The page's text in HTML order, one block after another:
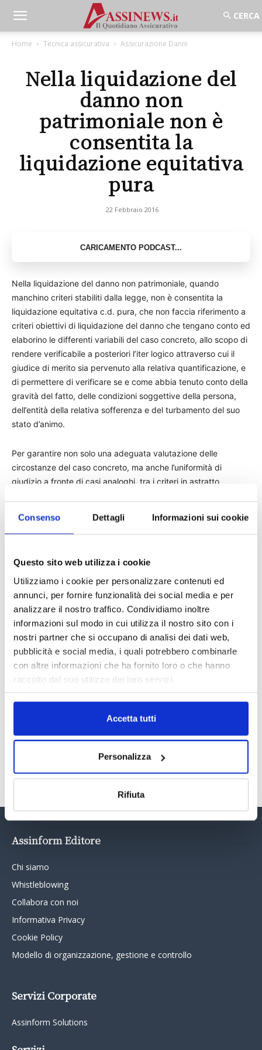
Consenso Dettagli Informazioni sui cookie
Questo sito web utilizza i cookie
Utilizziamo i cookie per personalizzare contenuti ed
annunci, per fornire funzionalità dei social media e per
analizzare il nostro traffico. Condividiamo inoltre
informazioni sul modo in cui utilizza il nostro sito con i
nostri partner che si occupano di analisi dei dati web,
pubblicità e social media, i quali potrebbero combinarle
con altre informazioni che ha fornito loro o che hanno
raccolto dal suo utilizzo dei loro servizi.
Accetta tutti
Personalizza
Rifiuta
Home Tecnica assicurativa Assicurazione Danni
Nella liquidazione del
danno non
patrimoniale non è
consentita la
liquidazione equitativa
pura
22 Febbraio 2016
Nella liquidazione del danno non patrimoniale, quando
manchino criteri stabiliti dalla legge, non è consentita la
liquidazione equitativa c.d. pura, che non faccia riferimento a
criteri obiettivi di liquidazione del danno che tengano conto ed
elaborino le differenti variabili del caso concreto, allo scopo di
rendere verificabile a posteriori l’iter logico attraverso cui il
giudice di merito sia pervenuto alla relativa quantificazione, e
di permettere di verificare se e come abbia tenuto conto della
gravità del fatto, delle condizioni soggettive della persona,
dell’entità della relativa sofferenza e del turbamento del suo
stato d’animo.
Per garantire non solo una adeguata valutazione delle
circostanze del caso concreto, ma anche l’uniformità di
giudizio a fronte di casi analoghi, tra i criteri in astratto
Corte di Cassazione, in applicazione dell’art. 3 della
Costituzione, riconosce la valenza, in linea generale, di
danno non patrimoniale alle disposizioni di cui agli artt. 1226 e
2056 c.c., salvo che non sussistano in concreto circostante
idonee a giustificarne l’abbandono.
Cassazione civile sez. III, 15/10/2015 n. 20895
Cassazione
Liquidazione danno
liquidazione equitativa
news Tribunale di Milano
Assinform Editore
Chi siamo
Whistleblowing
Collabora con noi
Informativa Privacy
Cookie Policy
Modello di organizzazione, gestione e controllo
Servizi Corporate
Assinform Solutions